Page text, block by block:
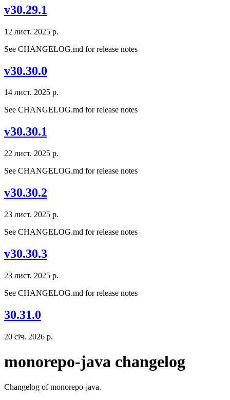
v30.29.1
12 лист. 2025 р.
See CHANGELOG.md for release notes
v30.30.0
14 лист. 2025 р.
See CHANGELOG.md for release notes
v30.30.1
22 лист. 2025 р.
See CHANGELOG.md for release notes
v30.30.2
23 лист. 2025 р.
See CHANGELOG.md for release notes
v30.30.3
23 лист. 2025 р.
See CHANGELOG.md for release notes
30.31.0
20 січ. 2026 р.
monorepo-java changelog
Changelog of monorepo-java.